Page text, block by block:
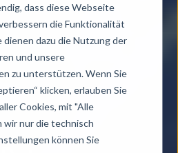
dass diese Webseite
die Funktionalität
dienen dazu die Nutzung der
und unsere
zu unterstützen. Wenn Sie
klicken, erlauben Sie
Cookies, mit "Alle
wir nur die technisch
können Sie